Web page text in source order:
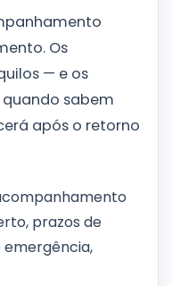
Os
— e os
sabem
após o retorno
prazos de